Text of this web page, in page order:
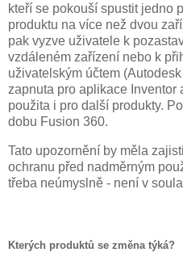
kteří se pokouší spustit jedno
produktu na více než dvou
pak vyzve uživatele k
vzdáleném zařízení nebo k
uživatelským účtem
zapnuta pro aplikace
použita i pro další produkty.
dobu Fusion 360.
Tato upozornění by měla
ochranu před nadměrným
třeba neúmyslně - není v
Kterých produktů se změna týká?